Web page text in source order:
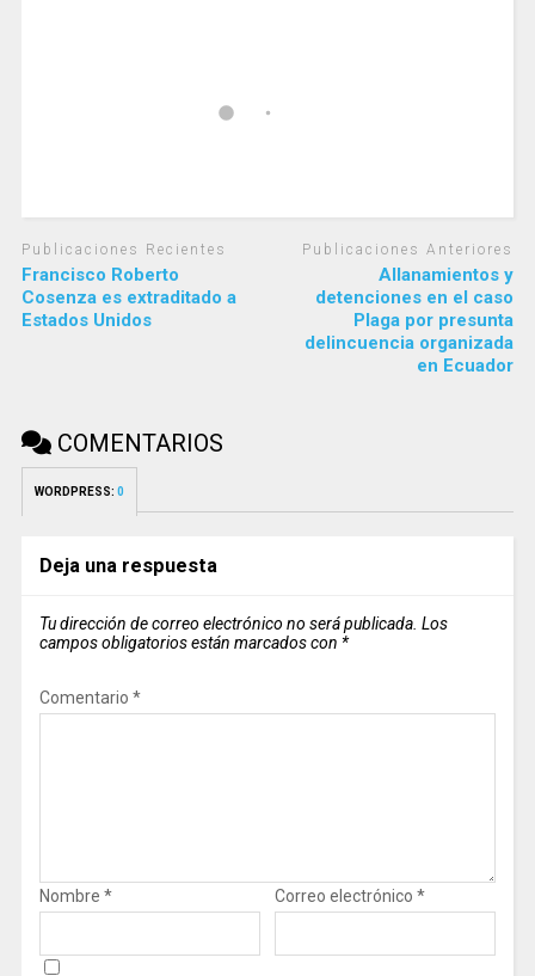
Publicaciones Recientes
Francisco Roberto
Cosenza es extraditado a
Estados Unidos
Publicaciones Anteriores
Allanamientos y
detenciones en el caso
Plaga por presunta
delincuencia organizada
en Ecuador
COMENTARIOS
WORDPRESS: 0
Deja una respuesta
Tu dirección de correo electrónico no será publicada. Los
campos obligatorios están marcados con *
Comentario *
Nombre * Correo electrónico *